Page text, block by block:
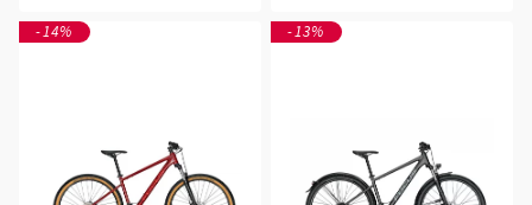
-14% -13%